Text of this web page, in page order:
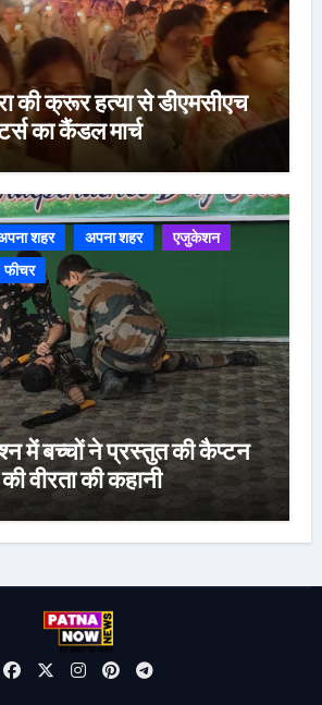
की क्रूर हत्या से डीएमसीएच
का कैंडल मार्च
शहर अपना शहर
एजुकेशन
फीचर
में बच्चों ने प्रस्तुत की कैप्टन
वीरता की कहानी